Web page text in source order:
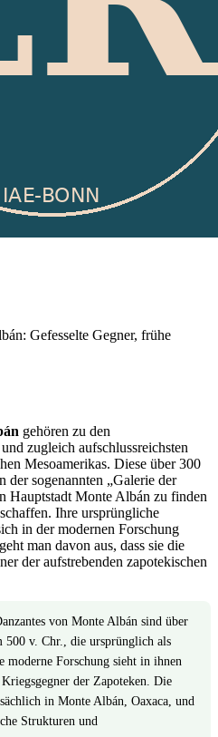
gehören zu den
zugleich aufschlussreichsten
Mesoamerikas. Diese über 300
der sogenannten „Galerie der
Hauptstadt Monte Albán zu finden
Ihre ursprüngliche
in der modernen Forschung
man davon aus, dass sie die
der aufstrebenden zapotekischen
von Monte Albán sind über
500 v. Chr., die ursprünglich als
Forschung sieht in ihnen
der Zapoteken. Die
in Monte Albán, Oaxaca, und
Strukturen und